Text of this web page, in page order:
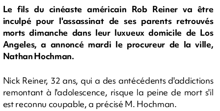
Le fils du cinéaste américain Rob Reiner va être
inculpé pour l'assassinat de ses parents retrouvés
morts dimanche dans leur luxueux domicile de Los
Angeles, a annoncé mardi le procureur de la ville,
Nathan Hochman.
Nick Reiner, 32 ans, qui a des antécédents d'addictions
remontant à l'adolescence, risque la peine de mort s'il
est reconnu coupable, a précisé M. Hochman.